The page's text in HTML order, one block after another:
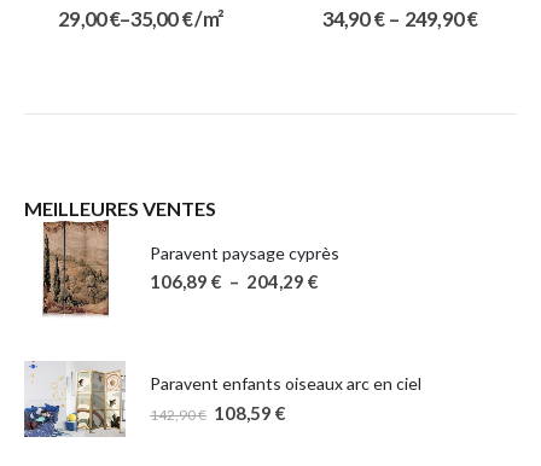
29,00€–35,00€/ m² 34,90€ – 249,90€
MEILLEURES VENTES
Paravent paysage cyprès
106,89 € – 204,29 €
Paravent enfants oiseaux arc en ciel
142,90€ 108,59 €